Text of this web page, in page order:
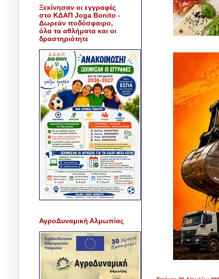
Ξεκίνησαν οι εγγραφές
στο ΚΔΑΠ Joga Bonito -
Δωρεάν ποδόσφαιρο,
όλα τα αθλήματα και οι
δραστηριότητε
ΑγροΔυναμική Αλμωπίας